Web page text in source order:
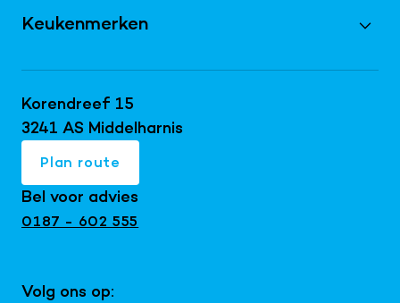
Vraag magazine aan
Doe de virtuele tour
Keukeninspiratie blog
Keukenshowroom
Best Beoordeeld 2026
Keukenrenovatie
Maatwerk interieur
Landelijke keukens
Keukenmerken
next125 keukens
Mereno keukens
Korendreef 15
3241 AS Middelharnis
Plan route
Bel voor advies
0187 - 602 555
Volg ons op: